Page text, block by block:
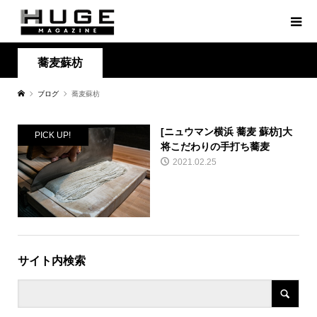
蕎麦蘇枋
ブログ 蕎麦蘇枋
PICK UP!
[ニュウマン横浜 蕎麦 蘇枋]大
将こだわりの手打ち蕎麦
2021.02.25
サイト内検索